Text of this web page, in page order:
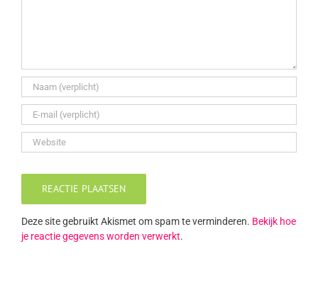
Deze site gebruikt Akismet om spam te verminderen. Bekijk hoe
je reactie gegevens worden verwerkt.